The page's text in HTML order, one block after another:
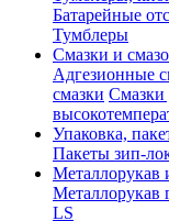
Батарейные
Тумблеры
Смазки и
Адгезионные
смазки Смазки
Упаковка,
Пакеты зип-
Металлорукав
LS